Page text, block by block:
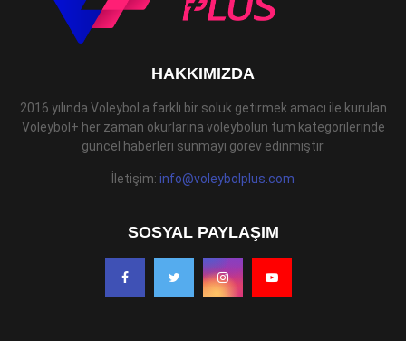
HAKKIMIZDA
2016 yılında Voleybol a farklı bir soluk getirmek amacı ile kurulan
Voleybol+ her zaman okurlarına voleybolun tüm kategorilerinde
güncel haberleri sunmayı görev edinmiştir.
İletişim: info@voleybolplus.com
SOSYAL PAYLAŞIM